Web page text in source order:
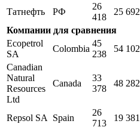
Татнефть
РФ
26
418
25 692
Компании для сравнения
Ecopetrol
SA
Colombia
45
238
54 102
Canadian
Natural
Resources
Ltd
Canada
33
378
48 282
Repsol SA Spain
26
713
19 381